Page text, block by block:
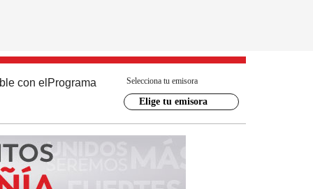
con el Programa Selecciona tu emisora
Elige tu emisora